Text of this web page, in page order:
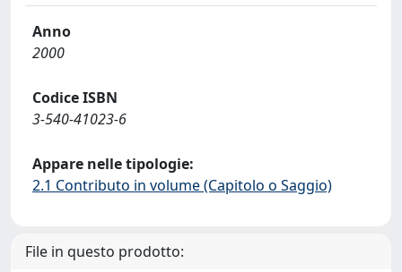
Anno
2000
Codice ISBN
3-540-41023-6
Appare nelle tipologie:
2.1 Contributo in volume (Capitolo o Saggio)
File in questo prodotto: